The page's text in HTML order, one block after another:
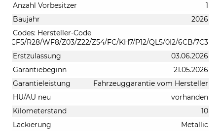
Anzahl Vorbesitzer
1
Baujahr
2026
Codes: Hersteller-Code
R28/WF8/Z03/Z22/Z54/FC/KH7/P12/QL5/0I2/6CB/7C3
Erstzulassung
03.06.2026
Garantiebeginn
21.05.2026
Garantieleistung
Fahrzeuggarantie vom Hersteller
HU/AU neu
vorhanden
Kilometerstand
10
Lackierung
Metallic